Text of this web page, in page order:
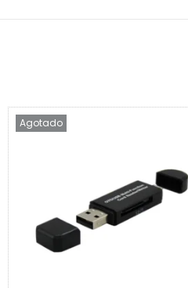
Agotado